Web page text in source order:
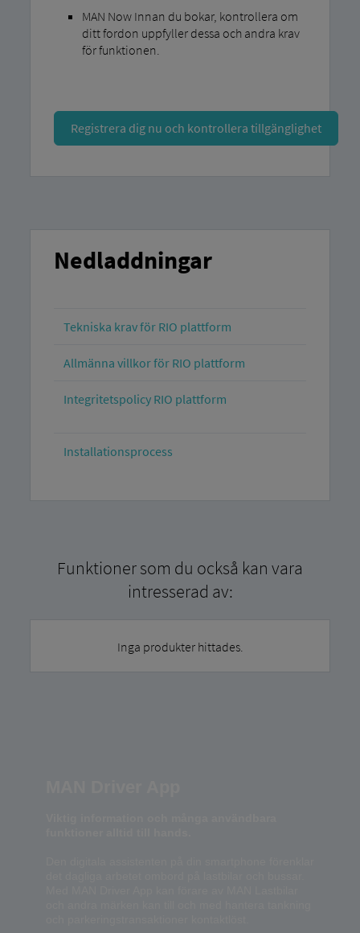
MAN Now Innan du bokar, kontrollera om
ditt fordon uppfyller dessa och andra krav
för funktionen.
Registrera dig nu och kontrollera tillgänglighet
Nedladdningar
Tekniska krav för RIO plattform
Allmänna villkor för RIO plattform
Integritetspolicy RIO plattform
Installationsprocess
Funktioner som du också kan vara
intresserad av:
Inga produkter hittades.